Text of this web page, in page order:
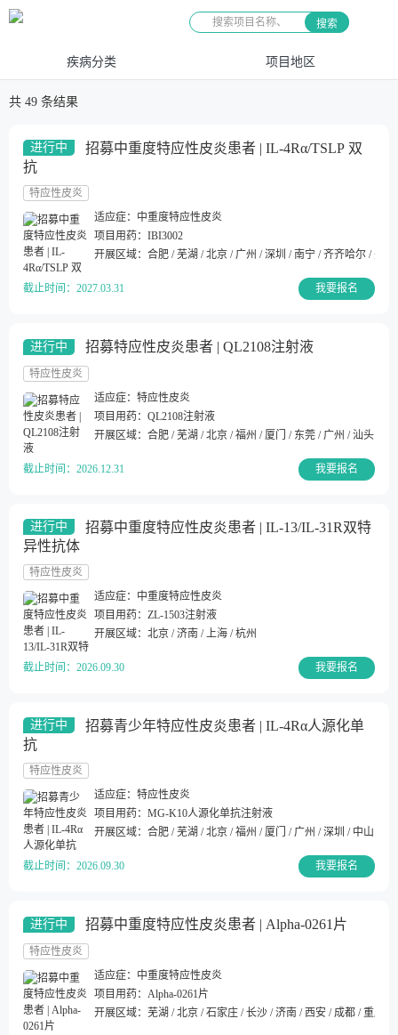
搜索
疾病分类 项目地区
共 49 条结果
进行中
招募中重度特应性皮炎患者 | IL-4Rα/TSLP 双
抗
特应性皮炎
适应症： 中重度特应性皮炎
项目用药： IBI3002
开展区域： 合肥 / 芜湖 / 北京 / 广州 / 深圳 / 南宁 / 齐齐哈尔 / 郑
我要报名
截止时间： 2027.03.31
进行中 招募特应性皮炎患者 | QL2108注射液
特应性皮炎
适应症： 特应性皮炎
项目用药： QL2108注射液
开展区域： 合肥 / 芜湖 / 北京 / 福州 / 厦门 / 东莞 / 广州 / 汕头 /
我要报名
截止时间： 2026.12.31
进行中
招募中重度特应性皮炎患者 | IL-13/IL-31R双特
异性抗体
特应性皮炎
适应症： 中重度特应性皮炎
项目用药： ZL-1503注射液
开展区域： 北京 / 济南 / 上海 / 杭州
我要报名
截止时间： 2026.09.30
进行中
招募青少年特应性皮炎患者 | IL-4Rα人源化单
抗
特应性皮炎
适应症： 特应性皮炎
项目用药： MG-K10人源化单抗注射液
开展区域： 合肥 / 芜湖 / 北京 / 福州 / 厦门 / 广州 / 深圳 / 中山 /
我要报名
截止时间： 2026.09.30
进行中 招募中重度特应性皮炎患者 | Alpha-0261片
特应性皮炎
适应症： 中重度特应性皮炎
项目用药： Alpha-0261片
开展区域： 芜湖 / 北京 / 石家庄 / 长沙 / 济南 / 西安 / 成都 / 重庆